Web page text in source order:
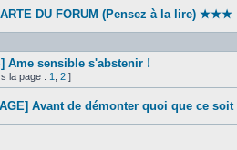
DU FORUM (Pensez à la lire) ★★★
Ame sensible s'abstenir !
la page : 1 2 ]
Avant de démonter quoi que ce soit